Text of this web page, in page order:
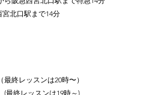
北口駅まで14分
終レッスンは20時〜）
(最終レッスンは19時～)